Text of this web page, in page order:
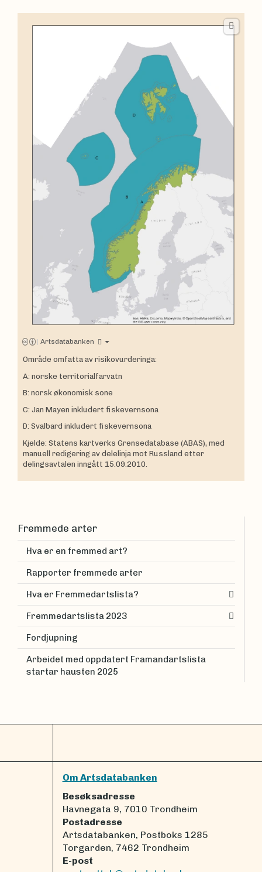
| Artsdatabanken
Område omfatta av risikovurderinga:
A: norske territorialfarvatn
B: norsk økonomisk sone
C: Jan Mayen inkludert fiskevernsona
D: Svalbard inkludert fiskevernsona
Kjelde: Statens kartverks Grensedatabase (ABAS), med
manuell redigering av delelinja mot Russland etter
delingsavtalen inngått 15.09.2010.
Fremmede arter
Hva er en fremmed art?
Rapporter fremmede arter
Hva er Fremmedartslista?
Fremmedartslista 2023
Fordjupning
Arbeidet med oppdatert Framandartslista
startar hausten 2025
Om Artsdatabanken
Besøksadresse
Havnegata 9, 7010 Trondheim
Postadresse
Artsdatabanken, Postboks 1285
Torgarden, 7462 Trondheim
E-post